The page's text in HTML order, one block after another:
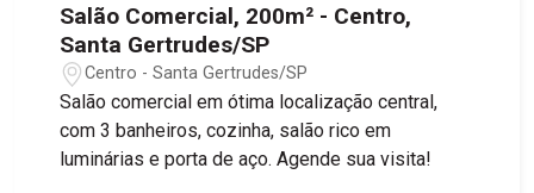
Salão Comercial, 200m² - Centro,
Santa Gertrudes/SP
Centro - Santa Gertrudes/SP
Salão comercial em ótima localização central,
com 3 banheiros, cozinha, salão rico em
luminárias e porta de aço. Agende sua visita!